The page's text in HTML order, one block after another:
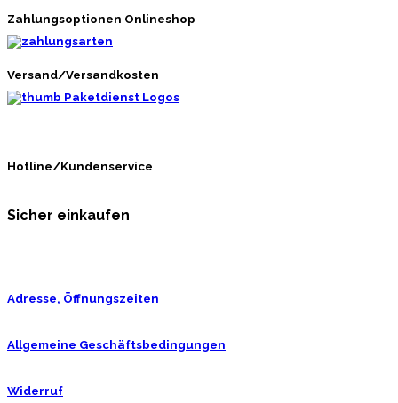
Zahlungsoptionen Onlineshop
Versand/Versandkosten
Hotline/Kundenservice
Sicher einkaufen
Adresse, Öffnungszeiten
Allgemeine Geschäftsbedingungen
Widerruf